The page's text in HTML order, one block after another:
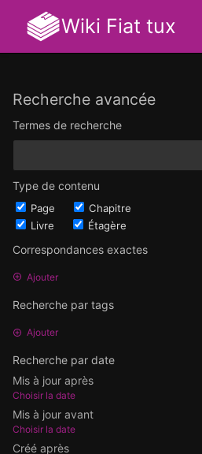
Wiki Fiat tux
Recherche avancée
Termes de recherche
Type de contenu
Page
Chapitre
Livre
Étagère
Correspondances exactes
Ajouter
Recherche par tags
Ajouter
Recherche par date
Mis à jour après
Choisir la date
Mis à jour avant
Choisir la date
Créé après